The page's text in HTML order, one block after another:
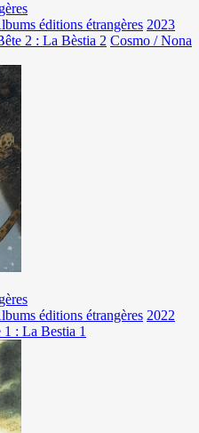
éditions étrangères 2023
2 : La Bèstia 2 Cosmo / Nona
éditions étrangères 2022
: La Bestia 1